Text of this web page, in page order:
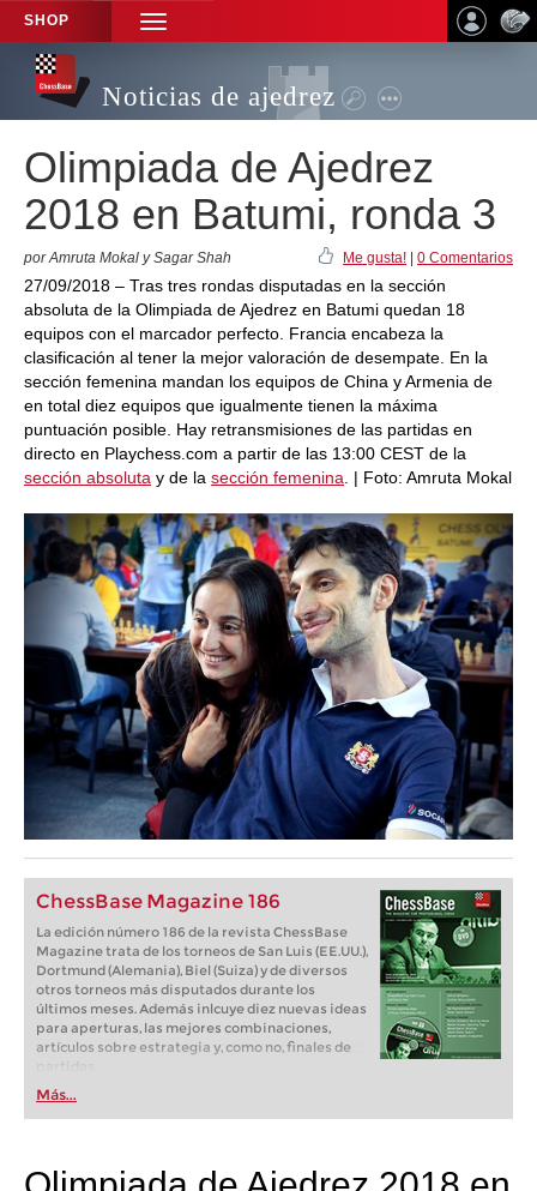
SHOP
TOGGLE
NAVIGATION
Noticias de ajedrez
Olimpiada de Ajedrez
2018 en Batumi, ronda 3
por Amruta Mokal y Sagar Shah Me gusta! 0 Comentarios
27/09/2018 – Tras tres rondas disputadas en la sección
absoluta de la Olimpiada de Ajedrez en Batumi quedan 18
equipos con el marcador perfecto. Francia encabeza la
clasificación al tener la mejor valoración de desempate. En la
sección femenina mandan los equipos de China y Armenia de
en total diez equipos que igualmente tienen la máxima
puntuación posible. Hay retransmisiones de las partidas en
directo en Playchess.com a partir de las 13:00 CEST de la
sección absoluta y de la sección femenina . | Foto: Amruta Mokal
ChessBase Magazine 186
La edición número 186 de la revista ChessBase
Magazine trata de los torneos de San Luis (EE.UU.),
Dortmund (Alemania), Biel (Suiza) y de diversos
otros torneos más disputados durante los
últimos meses. Además inlcuye diez nuevas ideas
para aperturas, las mejores combinaciones,
artículos sobre estrategia y, como no, finales de
Más...